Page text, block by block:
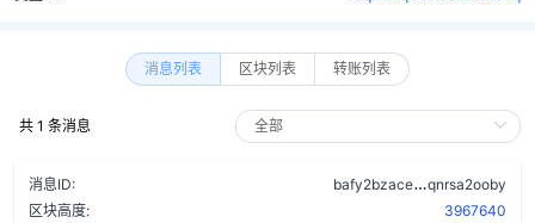
消息列表 区块列表 转账列表
共 1 条消息
消息ID: bafy2bzace
qnrsa2ooby
区块高度:
3967640